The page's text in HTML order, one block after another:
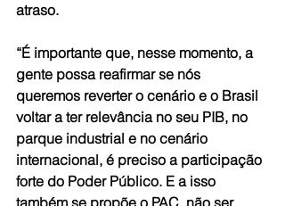
atraso.
“É importante que, nesse momento, a
gente possa reafirmar se nós
queremos reverter o cenário e o Brasil
voltar a ter relevância no seu PIB, no
parque industrial e no cenário
internacional, é preciso a participação
forte do Poder Público. E a isso